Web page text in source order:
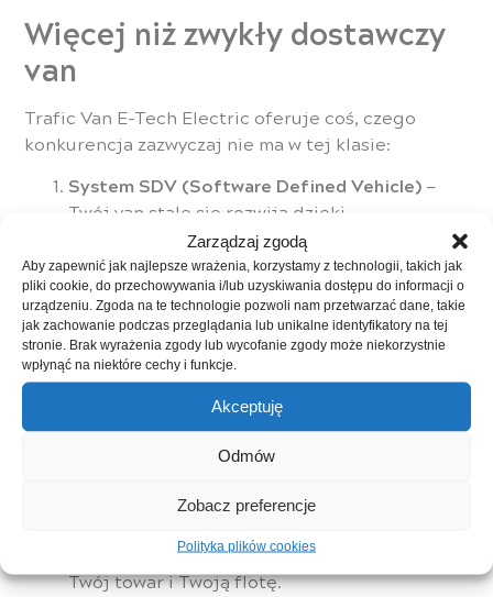
Zarządzaj zgodą
Aby zapewnić jak najlepsze wrażenia, korzystamy z technologii, takich jak
pliki cookie, do przechowywania i/lub uzyskiwania dostępu do informacji o
urządzeniu. Zgoda na te technologie pozwoli nam przetwarzać dane, takie
jak zachowanie podczas przeglądania lub unikalne identyfikatory na tej
stronie. Brak wyrażenia zgody lub wycofanie zgody może niekorzystnie
wpłynąć na niektóre cechy i funkcje.
Akceptuję
Odmów
Zobacz preferencje
Polityka plików cookies
Więcej niż zwykły dostawczy
van
Trafic Van E-Tech Electric oferuje coś, czego
konkurencja zazwyczaj nie ma w tej klasie:
System SDV (Software Defined Vehicle)—
Twój van stale się rozwija dzięki
aktualizacjom oprogramowania: poprawa
działania, nowe funkcje i lepsza łączność.
Nowoczesne ekrany i usługi Google— 12-
calowy ekran centralny z Google Assistant i
dostępem do aplikacji ułatwia nawigację i
organizację pracy bez odrywania wzroku od
Inteligentna nawigacja dostosowana do
— system bierze pod uwagę masę auta
nawet do 18 systemów, które chronią Ciebie,
Twój towar i Twoją flotę.